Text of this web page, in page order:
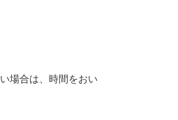
場合は、時間をおい